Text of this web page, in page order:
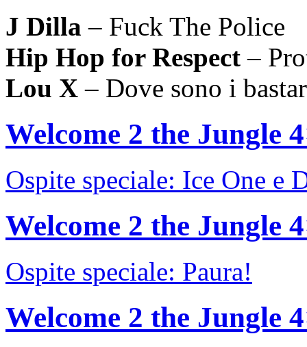
J Dilla – Fuck The Police
Hip Hop for Respect –
Lou X – Dove sono i
Welcome 2 the Jungle
Ospite speciale: Ice One e
Welcome 2 the Jungle
Ospite speciale: Paura!
Welcome 2 the Jungle